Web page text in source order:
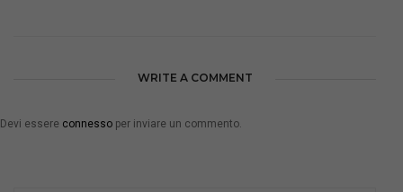
WRITE A COMMENT
Devi essere connesso per inviare un commento.